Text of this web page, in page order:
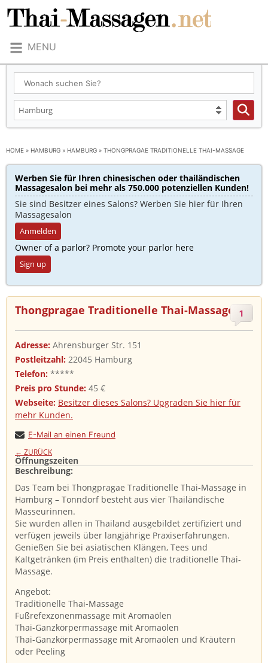
MENU
HOME » HAMBURG » HAMBURG » THONGPRAGAE TRADITIONELLE THAI-MASSAGE
Werben Sie für Ihren chinesischen oder thailändischen
Massagesalon bei mehr als 750.000 potenziellen Kunden!​
Sie sind Besitzer eines Salons? Werben Sie hier für Ihren
Massagesalon
Anmelden
Owner of a parlor? Promote your parlor here
Sign up
Thongpragae Traditionelle Thai-Massage 1
Adresse: Ahrensburger Str. 151
Postleitzahl: 22045 Hamburg
Telefon: *****
Preis pro Stunde: 45 €
Webseite: Besitzer dieses Salons? Upgraden Sie hier für
mehr Kunden.
E-Mail an einen Freund
← ZURÜCK
Öffnungszeiten
Beschreibung: ​
Das Team bei Thongpragae Traditionelle Thai-Massage in
Hamburg – Tonndorf besteht aus vier Thailändische
Masseurinnen.
Sie wurden allen in Thailand ausgebildet zertifiziert und
verfügen jeweils über langjährige Praxiserfahrungen.
Genießen Sie bei asiatischen Klängen, Tees und
Kaltgetränken (im Preis enthalten) die traditionelle Thai-
Massage.
Angebot:
Traditionelle Thai-Massage
Fußrefexzonenmassage mit Aromaölen
Thai-Ganzkörpermassage mit Aromaölen
Thai-Ganzkörpermassage mit Aromaölen und Kräutern
oder Peeling